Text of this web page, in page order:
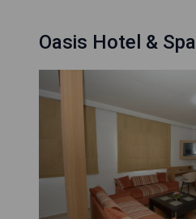
Oasis Hotel & Spa